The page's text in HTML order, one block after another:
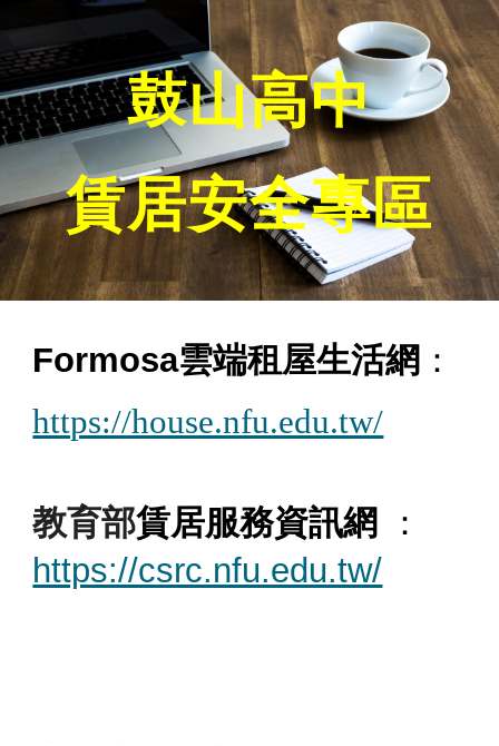
Skip to main content Skip to navigation
鼓山高中
賃居安全專區
Formosa雲端租屋生活網 ：
https://house.nfu.edu.tw/
教育部賃居服務資訊網
：
https://csrc.nfu.edu.tw/